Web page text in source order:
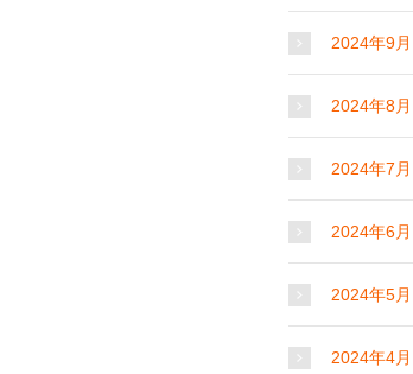
2024年9月
2024年8月
2024年7月
2024年6月
2024年5月
2024年4月